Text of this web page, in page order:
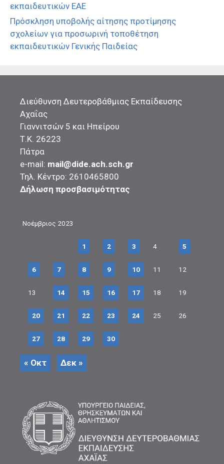
εκπαιδευτικών ΕΑΕ
Πρόσκληση υποβολής αίτησης προτίμησης
σχολείων για προσωρινή τοποθέτηση
εκπαιδευτικών Γενικής Παιδείας
Διεύθυνση Δευτεροβάθμιας Εκπαίδευσης
Αχαΐας
Γιαννιτσών 5 και Ηπείρου
Τ.Κ. 26223
Πάτρα
e-mail: mail@dide.ach.sch.gr
Τηλ. Κέντρο: 2610465800
Δήλωση προσβασιμότητας
Νοέμβριος 2023
1 2 3 4 5
6 7 8 9 10 11 12
13 14 15 16 17 18 19
20 21 22 23 24 25 26
27 28 29 30
« Οκτ Δεκ »